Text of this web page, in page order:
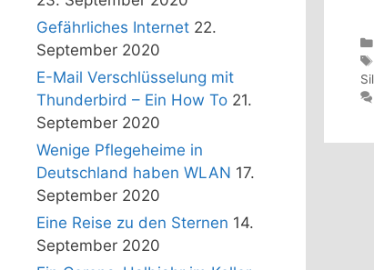
Gefährliches Internet 22.
September 2020
E-Mail Verschlüsselung mit
Thunderbird – Ein How To 21.
September 2020
Wenige Pflegeheime in
Deutschland haben WLAN 17.
September 2020
Eine Reise zu den Sternen 14.
September 2020